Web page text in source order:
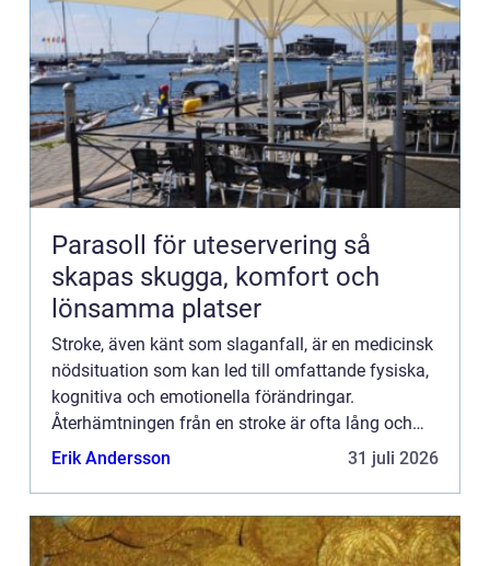
Parasoll för uteservering så
skapas skugga, komfort och
lönsamma platser
Stroke, även känt som slaganfall, är en medicinsk
nödsituation som kan led till omfattande fysiska,
kognitiva och emotionella förändringar.
Återhämtningen från en stroke är ofta lång och
kompl...
Erik Andersson 31 juli 2026